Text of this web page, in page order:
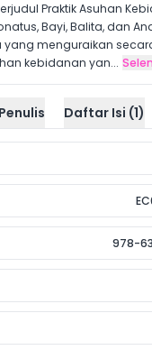
Praktik Asuhan
Bayi, Balita, dan
yang menguraikan
kebidanan yan...
Penulis Daftar Isi (1)
978-